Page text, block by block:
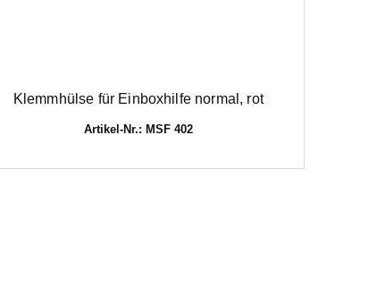
Klemmhülse für Einboxhilfe normal, rot
Artikel-Nr.: MSF 402